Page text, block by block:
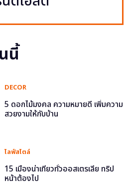
นี้
DECOR
5 ดอกไม้มงคล ความหมายดี เพิ่มความ
สวยงามให้กับบ้าน
ไลฟ์สไตล์
15 เมืองน่าเที่ยวทั่วออสเตรเลีย ทริป
หน้าต้องไป